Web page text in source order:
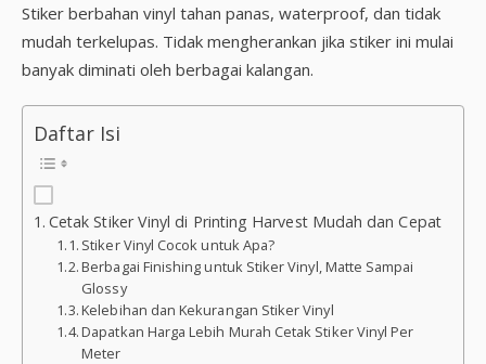
Stiker berbahan vinyl tahan panas, waterproof, dan tidak
mudah terkelupas. Tidak mengherankan jika stiker ini mulai
banyak diminati oleh berbagai kalangan.
Daftar Isi
Cetak Stiker Vinyl di Printing Harvest Mudah dan Cepat
Stiker Vinyl Cocok untuk Apa?
Berbagai Finishing untuk Stiker Vinyl, Matte Sampai
Glossy
Kelebihan dan Kekurangan Stiker Vinyl
Dapatkan Harga Lebih Murah Cetak Stiker Vinyl Per
Meter